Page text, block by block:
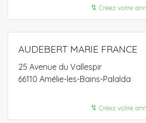
↯ Créez votre
AUDEBERT MARIE FRANCE
25 Avenue du Vallespir
66110 Amélie-les-Bains-Palalda
↯ Créez votre